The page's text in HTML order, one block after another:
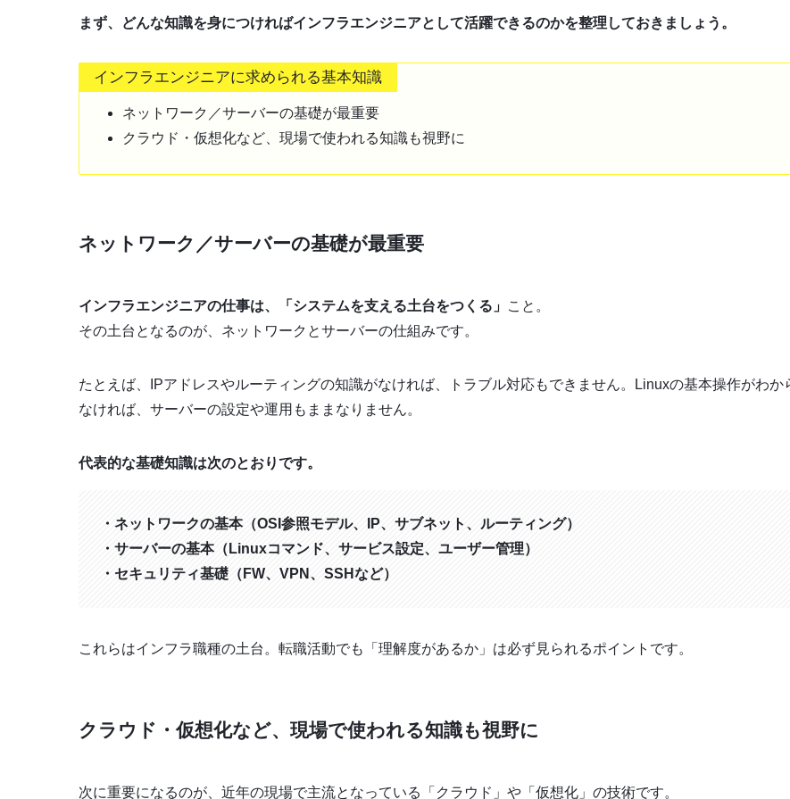
まず、どんな知識を身につければインフラエンジニアとして活躍できるのかを整理しておきましょう。
インフラエンジニアに求められる基本知識
ネットワーク／サーバーの基礎が最重要
クラウド・仮想化など、現場で使われる知識も視野に
ネットワーク／サーバーの基礎が最重要
インフラエンジニアの仕事は、「システムを支える土台をつくる」 こと。
その土台となるのが、ネットワークとサーバーの仕組みです。
たとえば、IPアドレスやルーティングの知識がなければ、トラブル対応もできません。Linuxの基本操作がわか
なければ、サーバーの設定や運用もままなりません。
代表的な基礎知識は次のとおりです。
・ネットワークの基本（OSI参照モデル、IP、サブネット、ルーティング）
・サーバーの基本（Linuxコマンド、サービス設定、ユーザー管理）
・セキュリティ基礎（FW、VPN、SSHなど）
これらはインフラ職種の土台。転職活動でも「理解度があるか」は必ず見られるポイントです。
クラウド・仮想化など、現場で使われる知識も視野に
次に重要になるのが、近年の現場で主流となっている「クラウド」や「仮想化」の技術です。